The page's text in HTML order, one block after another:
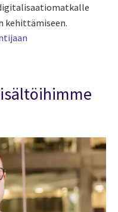
kehittämiseen.